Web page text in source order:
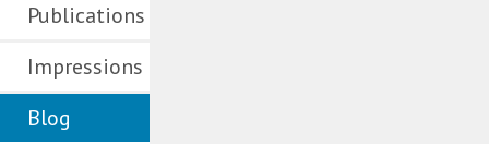
Publications
Impressions
Blog